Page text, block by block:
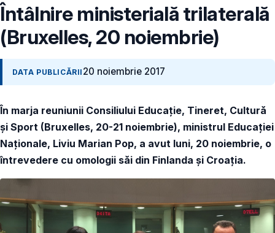
Întâlnire ministerială trilaterală
(Bruxelles, 20 noiembrie)
DATA PUBLICĂRII 20 noiembrie 2017
În marja reuniunii Consiliului Educație, Tineret, Cultură
și Sport (Bruxelles, 20-21 noiembrie), ministrul Educației
Naționale, Liviu Marian Pop, a avut luni, 20 noiembrie, o
întrevedere cu omologii săi din Finlanda și Croația.